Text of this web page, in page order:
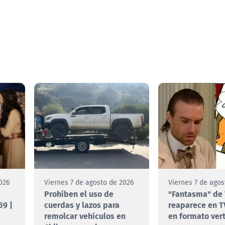
|
Viernes 7 de agosto de 2026
Prohíben el uso de
cuerdas y lazos para
remolcar vehículos en
Viernes 7 de
"Fantasma" de
reaparece en
en formato